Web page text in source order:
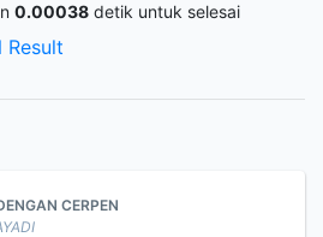
0.00038 detik untuk selesai
Result
CERPEN